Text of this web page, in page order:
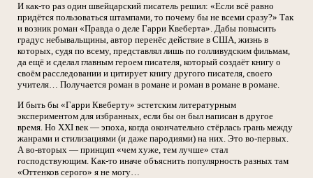
И как-то раз один швейцарский писатель решил: «Если всё равно
придётся пользоваться штампами, то почему бы не всеми сразу?» Так
и возник роман «Правда о деле Гарри Квеберта». Дабы повысить
градус небывальщины, автор перенёс действие в США, жизнь в
которых, судя по всему, представлял лишь по голливудским фильмам,
да ещё и сделал главным героем писателя, который создаёт книгу о
своём расследовании и цитирует книгу другого писателя, своего
учителя… Получается роман в романе и роман в романе в романе.
И быть бы «Гарри Квеберту» эстетским литературным
экспериментом для избранных, если бы он был написан в другое
время. Но XXI век — эпоха, когда окончательно стёрлась грань между
жанрами и стилизациями (и даже пародиями) на них. Это во-первых.
А во-вторых — принцип «чем хуже, тем лучше» стал
господствующим. Как-то иначе объяснить популярность разных там
«Оттенков серого» я не могу…